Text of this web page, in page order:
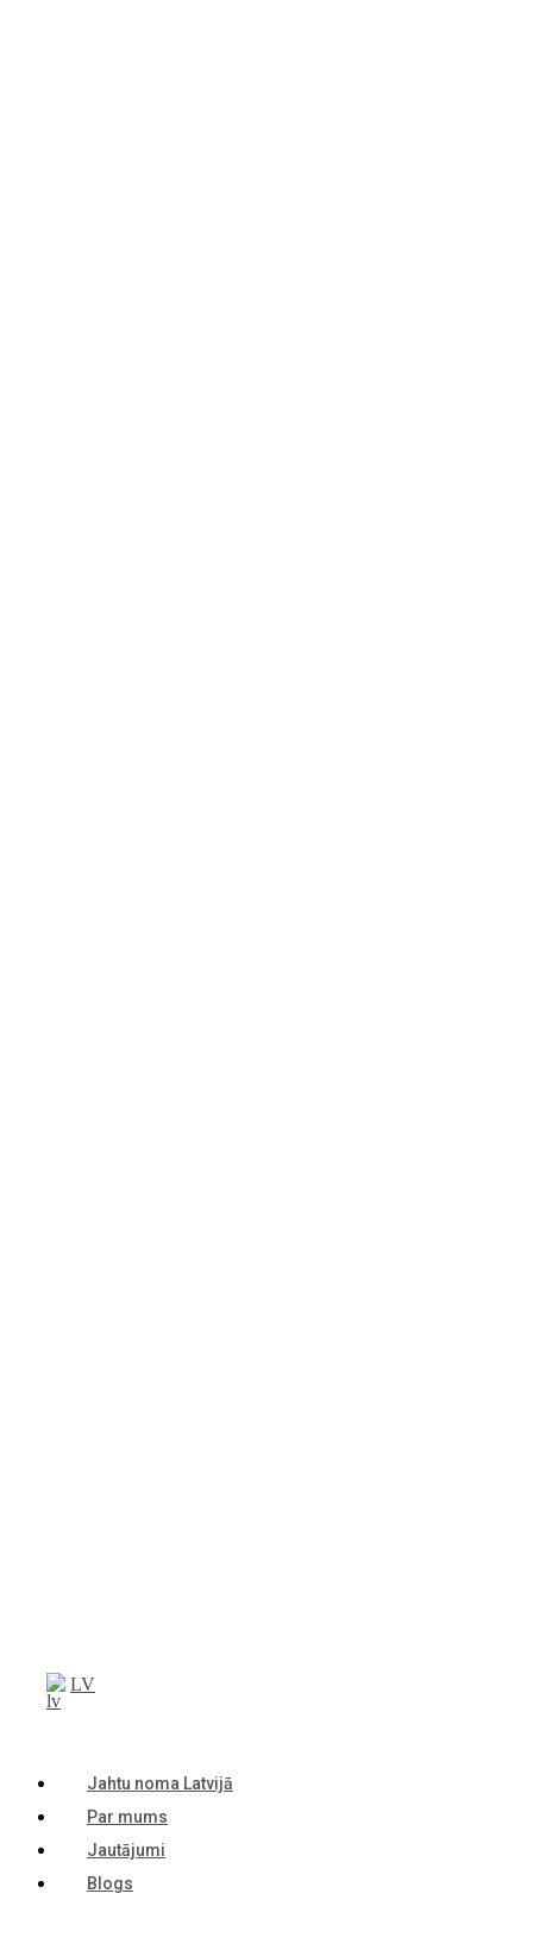
LV
Jahtu noma Latvijā
Par mums
Jautājumi
Blogs